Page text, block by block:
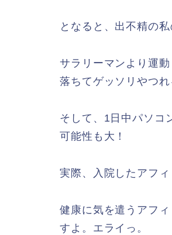
となると、出不精の
サラリーマンより運
落ちてゲッソリやつ
そして、1日中パソコ
可能性も大！
実際、入院したアフ
健康に気を遣うアフ
すよ。エライっ。